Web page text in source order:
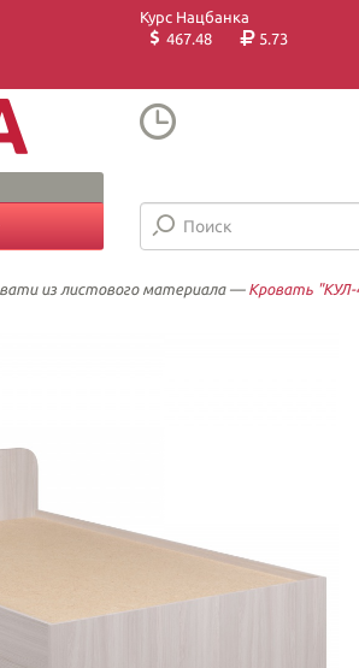
Курс Нацбанка
467.48
5.73
из листового материала— Кровать "КУЛ-